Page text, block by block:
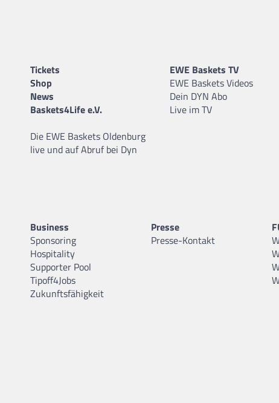
Tickets
Shop
News
Baskets4Life e.V.
Die EWE Baskets Oldenburg
live und auf Abruf bei Dyn
EWE Baskets TV
EWE Baskets Videos
Dein DYN Abo
Live im TV
Business
Sponsoring
Hospitality
Supporter Pool
Tipoff4Jobs
Zukunftsfähigkeit
Presse
Presse-Kontakt